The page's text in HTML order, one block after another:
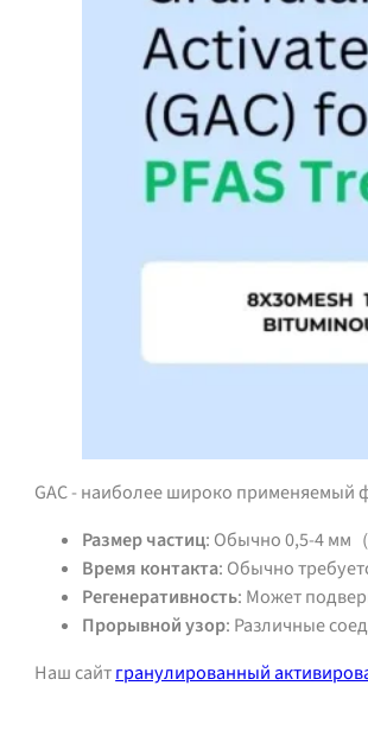
GAC - наиболее широко применяемый
Размер частиц: Обычно 0,5-4 мм
Время контакта: Обычно
Регенеративность: Может
Прорывной узор: Различные
Наш сайтгранулированный